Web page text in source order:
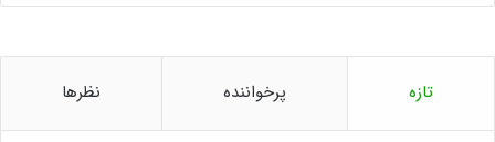
تازه پرخواننده نظرها